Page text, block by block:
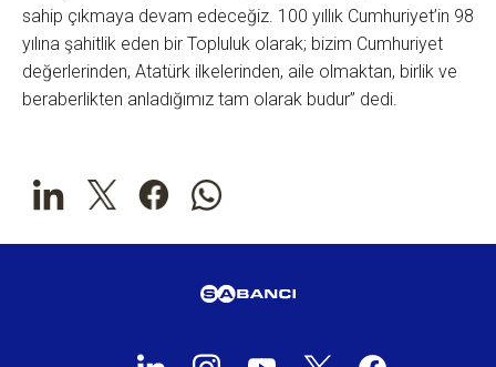
sahip çıkmaya devam edeceğiz. 100 yıllık Cumhuriyet’in 98
yılına şahitlik eden bir Topluluk olarak; bizim Cumhuriyet
değerlerinden, Atatürk ilkelerinden, aile olmaktan, birlik ve
beraberlikten anladığımız tam olarak budur” dedi.